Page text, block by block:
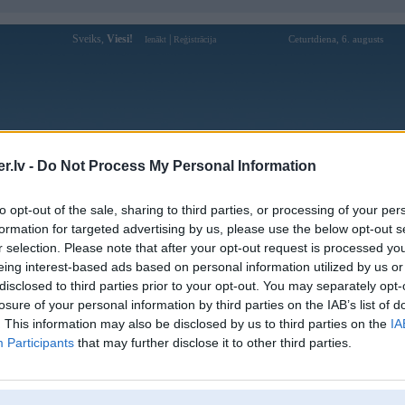
- Do Not Process My Personal Information
opt-out of the sale, sharing to third parties, or processing of your
for targeted advertising by us, please use the below opt-out
selection. Please note that after your opt-out request is processed
interest-based ads based on personal information utilized by us
to third parties prior to your opt-out. You may separately
of your personal information by third parties on the IAB’s list of
This information may also be disclosed by us to third parties on the
Participants that may further disclose it to other third parties.
Sveiks, Viesi! Ienākt Reģistrācija Ceturtdiena, 6. augusts
Forums Galerijas Reģistrācija Lietotāji
Lietotāja andritis74 profils
Pēdējo reizi manīts: 09. Feb 2013, 21:49
Lietotājvārds:
andritis74
Ziņojumi forumā:
0
[Pēdējie ziņojumi forumā]